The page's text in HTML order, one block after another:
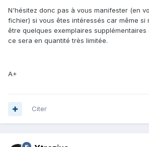
N'hésitez donc pas à vous manifester (en
fichier) si vous êtes intéressés car même si
être quelques exemplaires
ce sera en quantité très limitée.
A+
Citer